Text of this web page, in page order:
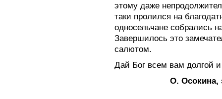
этому даже
таки пролился на
односельчане собрались
Завершилось это
салютом.
Дай Бог всем вам долгой
О. Осокина,